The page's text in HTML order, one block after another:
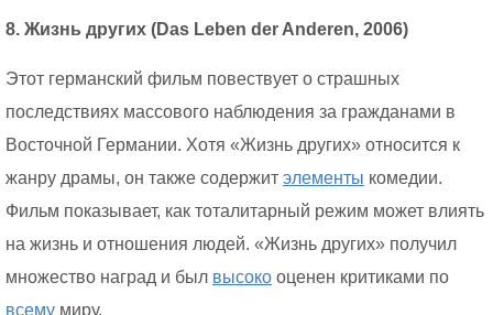
8. Жизнь других (Das Leben der Anderen, 2006)
Этот германский фильм повествует о страшных
последствиях массового наблюдения за гражданами в
Восточной Германии. Хотя «Жизнь других» относится к
жанру драмы, он также содержит элементы комедии.
Фильм показывает, как тоталитарный режим может влиять
на жизнь и отношения людей. «Жизнь других» получил
множество наград и был высоко оценен критиками по
всему миру.